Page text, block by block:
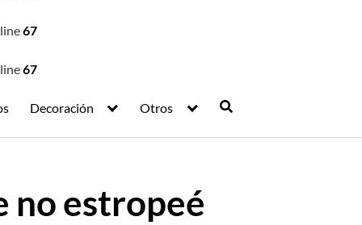
67
67
Decoración Otros
no estropeé